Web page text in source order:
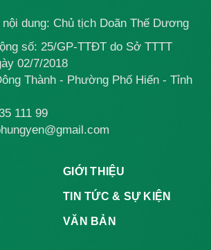
dung: Chủ tịch Doãn Thế Dương
số: 25/GP-TTĐT do Sở TTTT
02/7/2018
Thành - Phường Phố Hiến - Tỉnh
111 99
GIỚI THIỆU
TIN TỨC & SỰ KIỆN
VĂN BẢN